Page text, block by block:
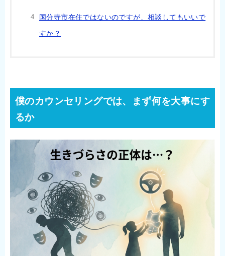
国分寺市在住ではないのですが、相談してもいいで
すか？
僕のカウンセリングでは、まず何を大事にす
るか